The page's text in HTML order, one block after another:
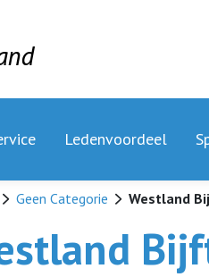
Ledenvoordeel
Geen Categorie Westland